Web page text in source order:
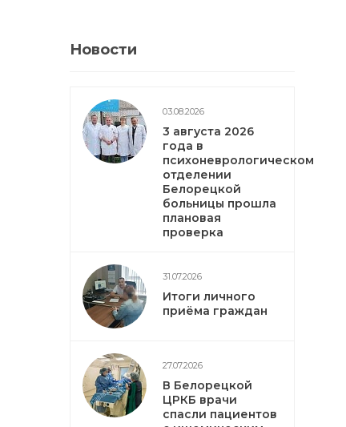
Новости
03.08.2026
3 августа 2026
года в
психоневрологическом
отделении
Белорецкой
больницы прошла
плановая
проверка
31.07.2026
Итоги личного
приёма граждан
27.07.2026
В Белорецкой
ЦРКБ врачи
спасли пациентов